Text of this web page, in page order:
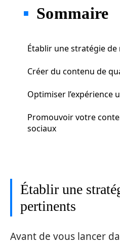
Sommaire
Établir une stratégie
Créer du contenu de
Optimiser l’expérience
Promouvoir votre
sociaux
Établir une
pertinents
Avant de vous lancer